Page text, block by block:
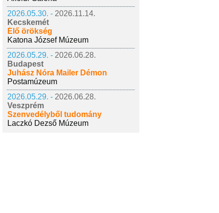
2026.05.30. - 2026.11.14.
Kecskemét
Élő örökség
Katona József Múzeum
2026.05.29. - 2026.06.28.
Budapest
Juhász Nóra Mailer Démon
Postamúzeum
2026.05.29. - 2026.06.28.
Veszprém
Szenvedélyből tudomány
Laczkó Dezső Múzeum